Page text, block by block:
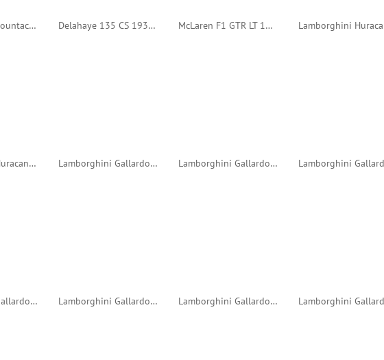
Lamborghini Countach 50th Anniversary JGTC #88 (Edicola) Delahaye 135 CS 1938 24h Le Mans #15 (IXO) McLaren F1 GTR LT 1998 24h Le Mans #40 (IXO)
Lamborghini Huracan GT3 2015 24h Spa #19 (Spark) Lamborghini Gallardo LP600+ GT3 2011 Zolder #25 (Minichamps) Lamborghini Gallardo LP600+ GT3 2011 Zolder #24 (Minichamps)
Lamborghini Gallardo LP600+ GT3 2011 Spa 24 Hours #45 (Edicola) - [Tilda] Lamborghini Gallardo LP600+ GT3 2011 Spa 24 Hours #24 (Fujimi) Lamborghini Gallardo LP600+ GT3 2011 24h Nurburgring #34 (Minichamps)